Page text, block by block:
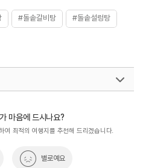
#돌솥갈비탕 #돌솥설렁탕
)
033-738-3425
마음에 드시나요?
여 최적의 여행지를 추천해 드리겠습니다.
별로예요